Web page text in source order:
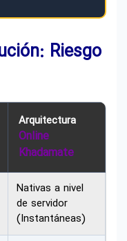
Riesgo
Arquitectura
Online
Khadamate
Nativas a nivel
de servidor
(Instantáneas)